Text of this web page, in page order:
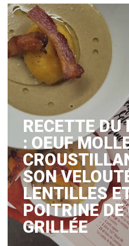
RECETTE DU
: OEUF
SON
LENTILLES
POITRINE DE
GRILLÉE